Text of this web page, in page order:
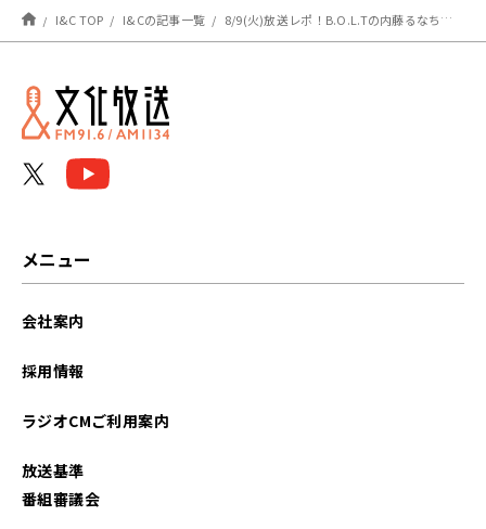
I&C TOP I&Cの記事一覧 8/9(火)放送レポ！B.O.L.Tの内藤るなちゃんと高井千帆ちゃんは多趣味で多才！
メニュー
会社案内
採用情報
ラジオCMご利用案内
放送基準
番組審議会